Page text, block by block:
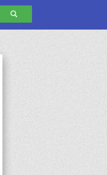
SUCHEN